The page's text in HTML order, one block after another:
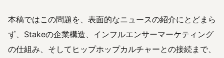
本稿ではこの問題を、表面的なニュースの紹介にとどまら
ず、Stakeの企業構造、インフルエンサーマーケティング
の仕組み、そしてヒップホップカルチャーとの接続まで、